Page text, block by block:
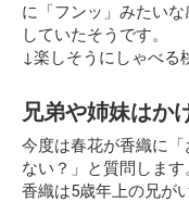
に「フンッ」みたい
していたそうです。
↓楽しそうにしゃべる
兄弟や姉妹はか
今度は春花が香織に
ない？」
と質問します
香織は5歳年上の兄が